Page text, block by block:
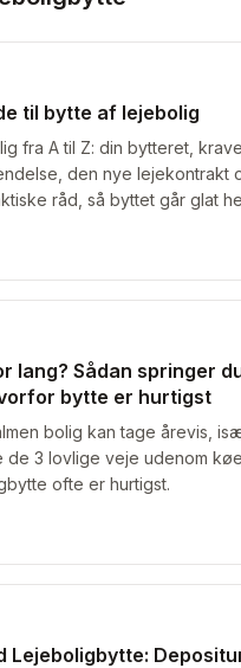
til bytte af lejebolig
fra A til Z: din bytteret,
den nye lejekontrakt
råd, så byttet går glat
lang? Sådan springer
bytte er hurtigst
bolig kan tage årevis,
de 3 lovlige veje udenom
ofte er hurtigst.
Lejeboligbytte: